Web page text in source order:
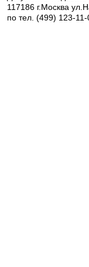
117186 г.Москва
по тел. (499) 123-